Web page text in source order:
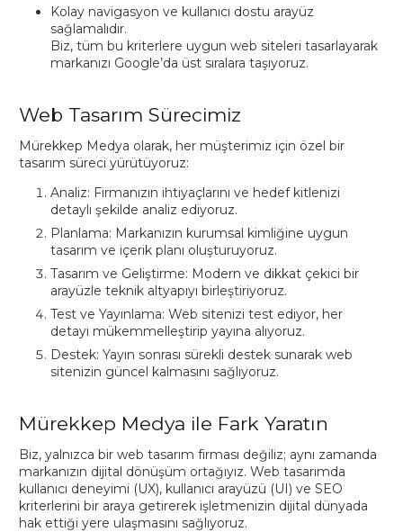
Kolay navigasyon ve kullanıcı dostu arayüz
sağlamalıdır.
Biz, tüm bu kriterlere uygun web siteleri tasarlayarak
markanızı Google’da üst sıralara taşıyoruz.
Web Tasarım Sürecimiz
Mürekkep Medya olarak, her müşterimiz için özel bir
tasarım süreci yürütüyoruz:
Analiz: Firmanızın ihtiyaçlarını ve hedef kitlenizi
detaylı şekilde analiz ediyoruz.
Planlama: Markanızın kurumsal kimliğine uygun
tasarım ve içerik planı oluşturuyoruz.
Tasarım ve Geliştirme: Modern ve dikkat çekici bir
arayüzle teknik altyapıyı birleştiriyoruz.
Test ve Yayınlama: Web sitenizi test ediyor, her
detayı mükemmelleştirip yayına alıyoruz.
Destek: Yayın sonrası sürekli destek sunarak web
sitenizin güncel kalmasını sağlıyoruz.
Mürekkep Medya ile Fark Yaratın
Biz, yalnızca bir web tasarım firması değiliz; aynı zamanda
markanızın dijital dönüşüm ortağıyız. Web tasarımda
kullanıcı deneyimi (UX), kullanıcı arayüzü (UI) ve SEO
kriterlerini bir araya getirerek işletmenizin dijital dünyada
hak ettiği yere ulaşmasını sağlıyoruz.